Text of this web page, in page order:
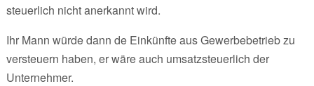
steuerlich nicht anerkannt wird.
Ihr Mann würde dann de Einkünfte aus Gewerbebetrieb zu
versteuern haben, er wäre auch umsatzsteuerlich der
Unternehmer.